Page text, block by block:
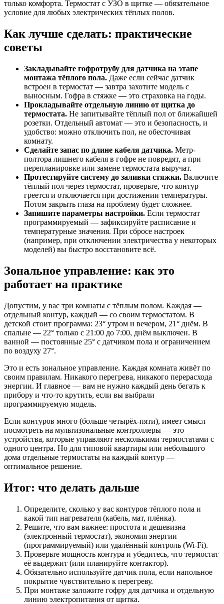
только комфорта. Термостат с УЗО в щитке — обязательное
условие для любых электрических тёплых полов.
Как лучше сделать: практические
советы
Закладывайте гофротрубу для датчика на этапе
монтажа тёплого пола. Даже если сейчас датчик
встроен в термостат — завтра захотите модель с
выносным. Гофра в стяжке — это страховка на годы.
Прокладывайте отдельную линию от щитка до
термостата. Не запитывайте тёплый пол от ближайшей
розетки. Отдельный автомат — это и безопасность, и
удобство: можно отключить пол, не обесточивая
комнату.
Сделайте запас по длине кабеля датчика. Метр-
полтора лишнего кабеля в гофре не повредят, а при
перепланировке или замене термостата выручат.
Протестируйте систему до заливки стяжки. Включите
тёплый пол через термостат, проверьте, что контур
греется и отключается при достижении температуры.
Потом закрыть глаза на проблему будет сложнее.
Запишите параметры настройки. Если термостат
программируемый — зафиксируйте расписание и
температурные значения. При сбросе настроек
(например, при отключении электричества у некоторых
моделей) вы быстро восстановите всё.
Зональное управление: как это
работает на практике
Допустим, у вас три комнаты с тёплым полом. Каждая —
отдельный контур, каждый — со своим термостатом. В
детской стоит программа: 23° утром и вечером, 21° днём. В
спальне — 22° только с 21:00 до 7:00, днём выключен. В
ванной — постоянные 25° с датчиком пола и ограничением
по воздуху 27°.
Это и есть зональное управление. Каждая комната живёт по
своим правилам. Никакого перегрева, никакого перерасхода
энергии. И главное — вам не нужно каждый день бегать к
прибору и что-то крутить, если вы выбрали
программируемую модель.
Если контуров много (больше четырёх-пяти), имеет смысл
посмотреть на мультизональные контроллеры — это
устройства, которые управляют несколькими термостатами с
одного центра. Но для типовой квартиры или небольшого
дома отдельные термостаты на каждый контур —
оптимальное решение.
Итог: что делать дальше
Определите, сколько у вас контуров тёплого пола и
какой тип нагревателя (кабель, мат, плёнка).
Решите, что вам важнее: простота и дешевизна
(электронный термостат), экономия энергии
(программируемый) или удалённый контроль (Wi-Fi).
Проверьте мощность контура и убедитесь, что термостат
её выдержит (или планируйте контактор).
Обязательно используйте датчик пола, если напольное
покрытие чувствительно к перегреву.
При монтаже заложите гофру для датчика и отдельную
линию электропитания от щитка.